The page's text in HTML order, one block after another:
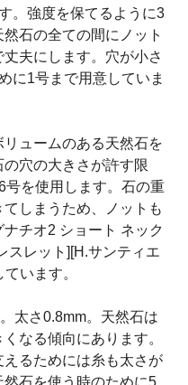
。強度を保てるように3
石の全ての間にノット
夫にします。穴が小さ
に1号まで用意していま
ュームのある天然石を
穴の大きさが許す限
号を使用します。石の重
しまうため、ノットも
チオ2 ショート ネック
スレット][H.サンティエ
います。
太さ0.8mm。天然石は
なる傾向にあります。
るためには糸も太さが
石を使う時のために5